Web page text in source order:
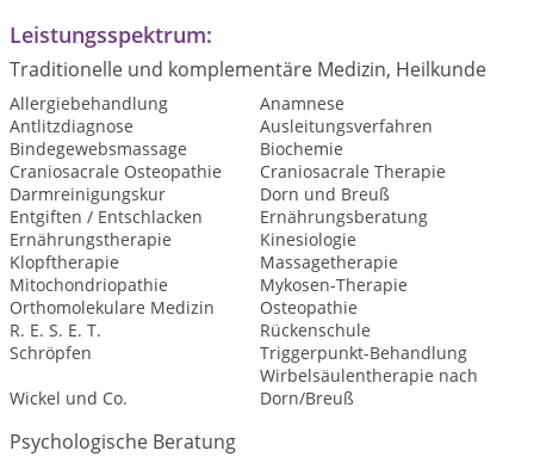
Leistungsspektrum:
Traditionelle und komplementäre Medizin, Heilkunde
Allergiebehandlung
Anamnese
Antlitzdiagnose
Ausleitungsverfahren
Bindegewebsmassage
Biochemie
Craniosacrale Osteopathie
Craniosacrale Therapie
Darmreinigungskur
Dorn und Breuß
Entgiften / Entschlacken
Ernährungsberatung
Ernährungstherapie
Kinesiologie
Klopftherapie
Massagetherapie
Mitochondriopathie
Mykosen-Therapie
Orthomolekulare Medizin
Osteopathie
R. E. S. E. T.
Rückenschule
Schröpfen
Triggerpunkt-Behandlung
Wickel und Co.
Wirbelsäulentherapie nach
Dorn/Breuß
Psychologische Beratung